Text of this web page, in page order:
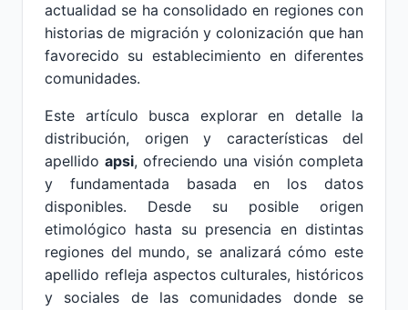
actualidad se ha consolidado en regiones con
historias de migración y colonización que han
favorecido su establecimiento en diferentes
comunidades.
Este artículo busca explorar en detalle la
distribución, origen y características del
apellido apsi, ofreciendo una visión completa
y fundamentada basada en los datos
disponibles. Desde su posible origen
etimológico hasta su presencia en distintas
regiones del mundo, se analizará cómo este
apellido refleja aspectos culturales, históricos
y sociales de las comunidades donde se